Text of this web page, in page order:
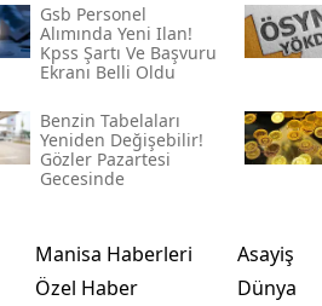
Gsb Personel
Alımında Yeni Ilan!
Kpss Şartı Ve Başvuru
Ekranı Belli Oldu
Benzin Tabelaları
Yeniden Değişebilir!
Gözler Pazartesi
Gecesinde
Manisa Haberleri
Özel Haber
Asayiş
Dünya